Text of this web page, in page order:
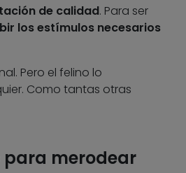
de calidad. Para ser
los estímulos necesarios
Pero el felino lo
Como tantas otras
para merodear